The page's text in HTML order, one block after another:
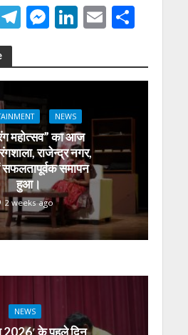
T
el
e
gr
a
m
M
e
ss
e
n
g
er
Li
n
k
e
dI
n
E
m
ai
l
S
ar
e
NEWS
महोत्सव” का आज
राजेन्द्र नगर,
सफलतापूर्वक समापन
हुआ।
2 weeks ago
NEWS